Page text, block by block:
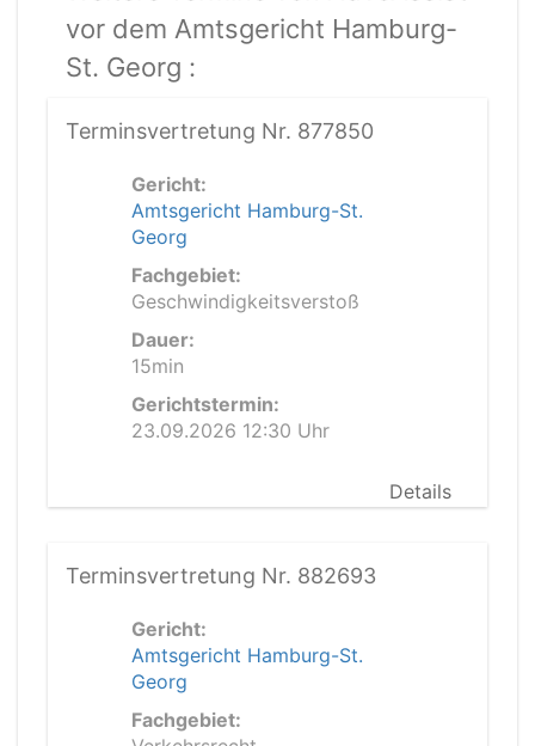
vor dem Amtsgericht Hamburg-
St. Georg :
Terminsvertretung Nr. 877850
Gericht:
Amtsgericht Hamburg-St.
Georg
Fachgebiet:
Geschwindigkeitsverstoß
Dauer:
15min
Gerichtstermin:
23.09.2026 12:30 Uhr
Details
Terminsvertretung Nr. 882693
Gericht:
Amtsgericht Hamburg-St.
Georg
Fachgebiet: